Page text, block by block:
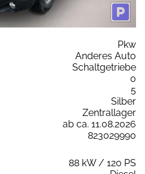
Pkw
Anderes Auto
Schaltgetriebe
0
5
Silber
Zentrallager
ab ca. 11.08.2026
823029990
88 kW / 120 PS